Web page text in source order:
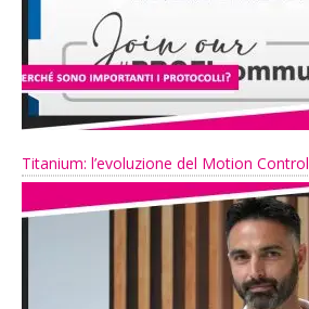
Titanium: l’evoluzione del Motion Control